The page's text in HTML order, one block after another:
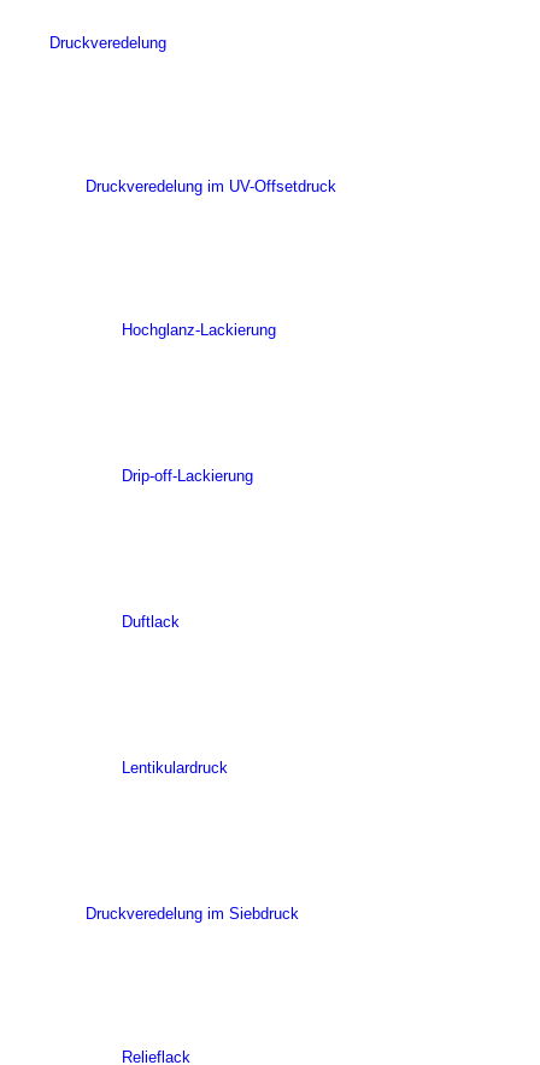
Druckveredelung
Druckveredelung im UV-Offsetdruck
Hochglanz-Lackierung
Drip-off-Lackierung
Duftlack
Lentikulardruck
Druckveredelung im Siebdruck
Relieflack